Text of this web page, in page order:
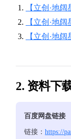
【立创·地
【立创·地
【立创·地
2. 资料下
百度网盘链接
链接： https://